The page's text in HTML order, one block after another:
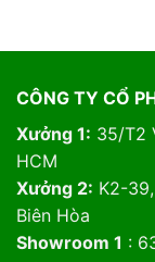
CÔNG TY CỔ
Xưởng 1: 35/T2
HCM
Xưởng 2: K2-
Biên Hòa
Showroom 1 :